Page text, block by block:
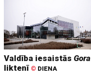
Valdība iesaistāsGora
liktenī © DIENA